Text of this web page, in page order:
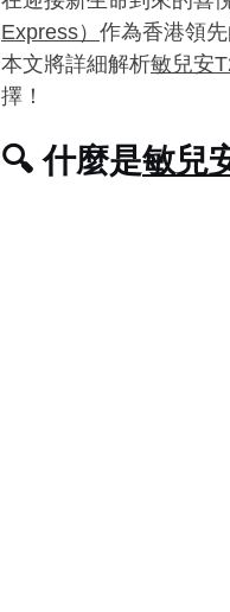
Express） 作為香港領
本文將詳細解析敏兒安
擇！
🔍 什麼是敏兒